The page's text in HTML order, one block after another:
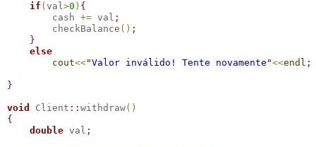
if ( val>0 ) {
        cash
+= val ;
        checkBalance
( ) ;
}
else
cout<<"Valor inválido! Tente novamente "<<endl ;
}
void Client :: withdraw( )
{
double val ;